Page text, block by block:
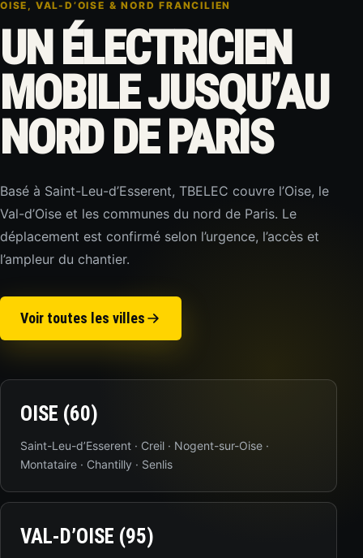
OISE, VAL-D’OISE & NORD FRANCILIEN
UN ÉLECTRICIEN
MOBILE JUSQU’AU
NORD DE PARIS
Basé à Saint-Leu-d’Esserent, TBELEC couvre l’Oise, le
Val-d’Oise et les communes du nord de Paris. Le
déplacement est confirmé selon l’urgence, l’accès et
l’ampleur du chantier.
Voir toutes les villes
OISE (60)
Saint-Leu-d’Esserent · Creil · Nogent-sur-Oise ·
Montataire · Chantilly · Senlis
VAL-D’OISE (95)